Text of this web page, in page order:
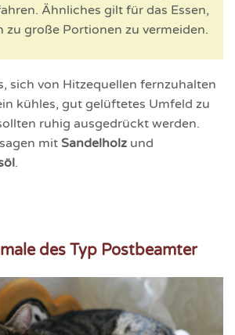
Ähnliches gilt für das Essen,
zu große Portionen zu vermeiden.
sich von Hitzequellen fernzuhalten
kühles, gut gelüftetes Umfeld zu
ruhig ausgedrückt werden.
mit Sandelholz und
.
des Typ Postbeamter